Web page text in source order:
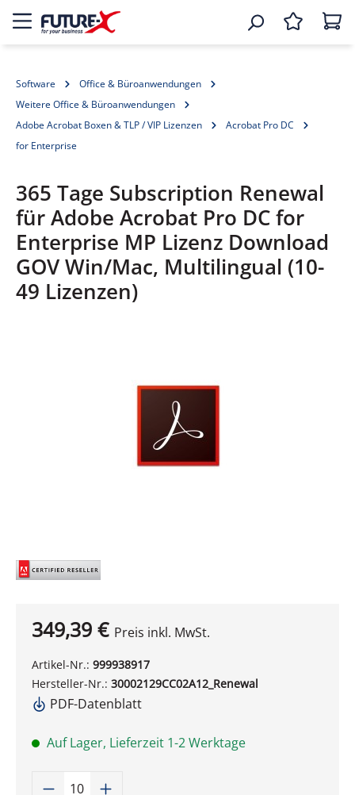
Software
Office & Büroanwendungen
Weitere Office & Büroanwendungen
Adobe Acrobat Boxen & TLP / VIP Lizenzen
Acrobat Pro DC
for Enterprise
365 Tage Subscription Renewal
für Adobe Acrobat Pro DC for
Enterprise MP Lizenz Download
GOV Win/Mac, Multilingual (10-
49 Lizenzen)
349,39 € Preis inkl. MwSt.
Artikel-Nr.: 999938917
Hersteller-Nr.: 30002129CC02A12_Renewal
PDF-Datenblatt
Auf Lager, Lieferzeit 1-2 Werktage
Produkt Anzahl: Gib den